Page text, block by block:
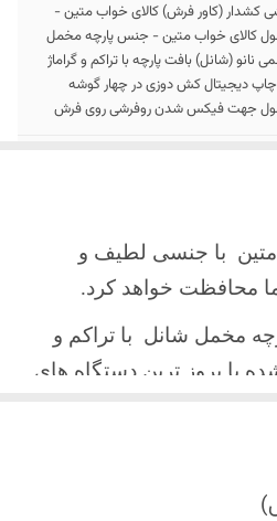
کشدار (کاور فرش) کالای خواب متین -
کالای خواب متین - جنس پارچه مخمل
نانو (شانل) بافت پارچه با تراکم و گراماژ
چاپ دیجیتال کش دوزی در چهار گوشه
جهت فیکس شدن روفرشی روی فرش
با جنسی لطیف و
محافظت خواهد کرد.
مخمل شانل با تراکم و
با بروز ترین دستگاه های
کش باکیفیت دوخته‌شده